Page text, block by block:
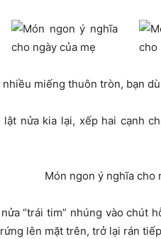
miếng thuôn tròn, bạn
nửa kia lại, xếp hai cạnh
“trái tim” nhúng vào chút
lên mặt trên, trở lại rán